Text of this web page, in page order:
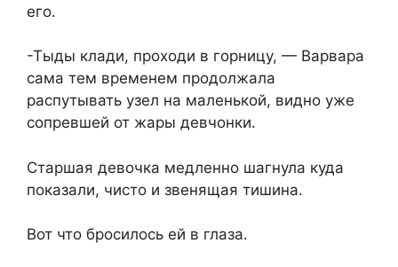
его.
-Тыды клади, проходи в горницу, — Варвара
сама тем временем продолжала
распутывать узел на маленькой, видно уже
сопревшей от жары девчонки.
Старшая девочка медленно шагнула куда
показали, чисто и звенящая тишина.
Вот что бросилось ей в глаза.